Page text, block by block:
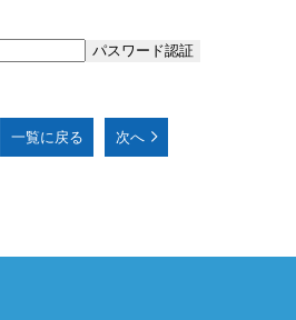
一覧に戻る 次へ